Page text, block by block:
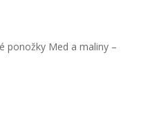
ponožky Med a maliny –